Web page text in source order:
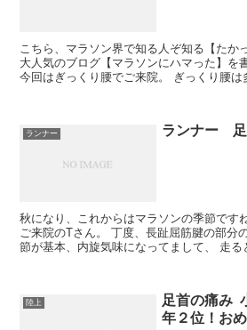
こちら、マラソン界で知る人ぞ知る【たか
大人気のブログ【マラソンにハマった】を
今回はぎっくり腰でご来院。 ぎっくり腰は
ランナー ランナー 足
秋になり、これからはマラソンの季節です
ご来院のTさん。 丁度、長趾屈筋腱の部分
節が基本、内旋気味になってまして、 走る
陸上
足首の痛み
年２位！お